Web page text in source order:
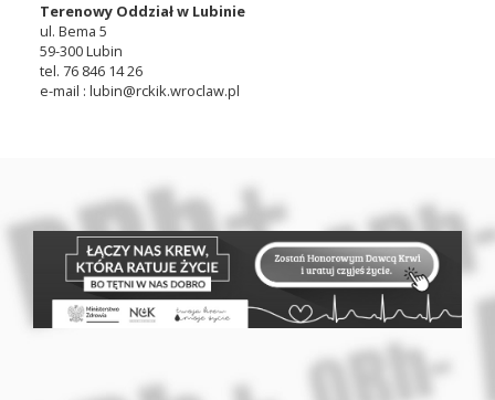
Terenowy Oddział w Lubinie
ul. Bema 5
59-300 Lubin
tel. 76 846 14 26
e-mail : lubin@rckik.wroclaw.pl